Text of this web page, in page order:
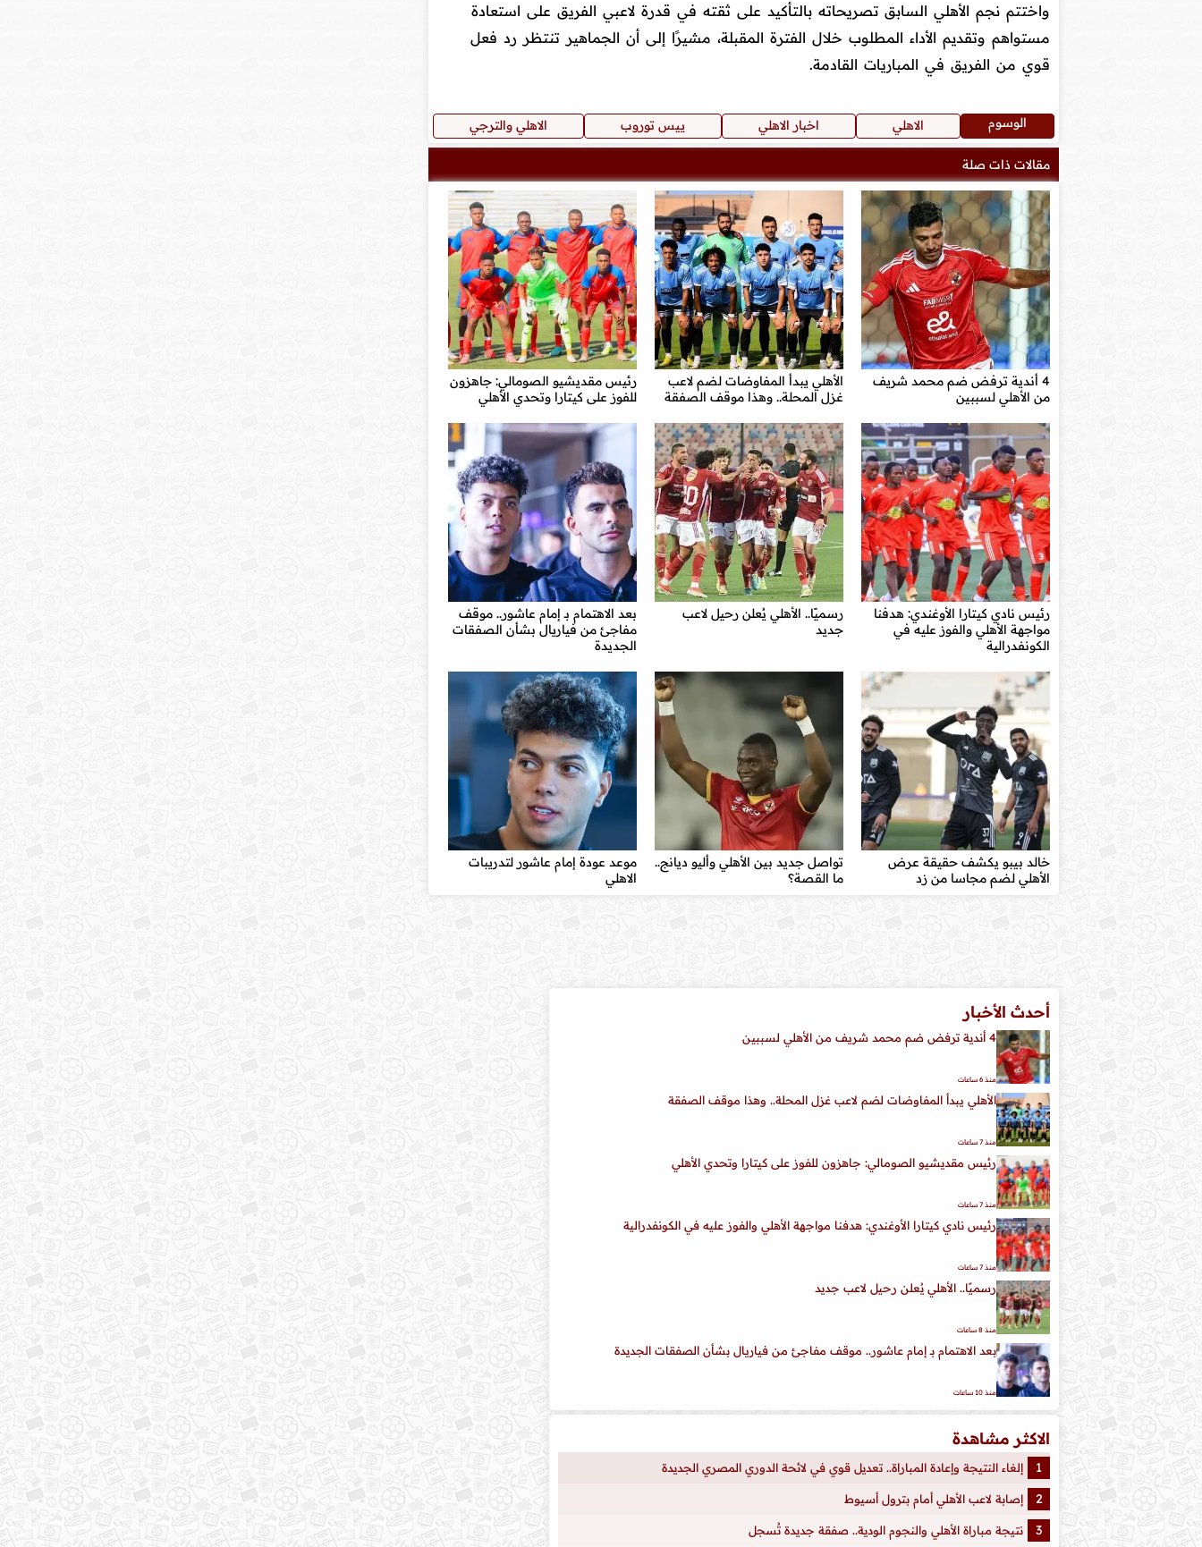
واختتم نجم الأهلي السابق تصريحاته بالتأكيد على ثقته في قدرة لاعبي الفريق على استعادة
مستواهم وتقديم الأداء المطلوب خلال الفترة المقبلة، مشيرًا إلى أن الجماهير تنتظر رد فعل
قوي من الفريق في المباريات القادمة.
الوسوم الاهلي اخبار الاهلي ييس توروب الاهلي والترجي
مقالات ذات صلة
4 أندية ترفض ضم محمد شريف
من الأهلي لسببين
الأهلي يبدأ المفاوضات لضم لاعب
غزل المحلة.. وهذا موقف الصفقة
رئيس مقديشيو الصومالي: جاهزون
للفوز على كيتارا وتحدي الأهلي
رئيس نادي كيتارا الأوغندي: هدفنا
مواجهة الأهلي والفوز عليه في
الكونفدرالية
رسميًا.. الأهلي يُعلن رحيل لاعب
جديد
بعد الاهتمام بـ إمام عاشور.. موقف
مفاجئ من فياريال بشأن الصفقات
الجديدة
خالد بيبو يكشف حقيقة عرض
الأهلي لضم مجاسا من زد
تواصل جديد بين الأهلي وأليو ديانج..
ما القصة؟
موعد عودة إمام عاشور لتدريبات
الاهلي
أحدث الأخبار
4 أندية ترفض ضم محمد شريف من الأهلي لسببين
منذ 6 ساعات
الأهلي يبدأ المفاوضات لضم لاعب غزل المحلة.. وهذا موقف الصفقة
منذ 7 ساعات
رئيس مقديشيو الصومالي: جاهزون للفوز على كيتارا وتحدي الأهلي
منذ 7 ساعات
رئيس نادي كيتارا الأوغندي: هدفنا مواجهة الأهلي والفوز عليه في الكونفدرالية
منذ 7 ساعات
رسميًا.. الأهلي يُعلن رحيل لاعب جديد
منذ 8 ساعات
بعد الاهتمام بـ إمام عاشور.. موقف مفاجئ من فياريال بشأن الصفقات الجديدة
منذ 10 ساعات
الاكثر مشاهدة
إلغاء النتيجة وإعادة المباراة.. تعديل قوي في لائحة الدوري المصري الجديدة
إصابة لاعب الأهلي أمام بترول أسيوط
نتيجة مباراة الأهلي والنجوم الودية.. صفقة جديدة تُسجل